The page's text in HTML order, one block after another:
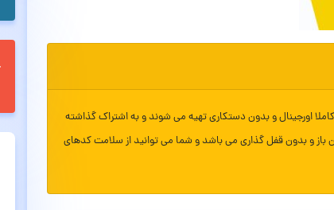
اورجینال و بدون دستکاری تهیه می شوند و به اشتراک گذاشته
و بدون قفل گذاری می باشد و شما می توانید از سلامت کدهای